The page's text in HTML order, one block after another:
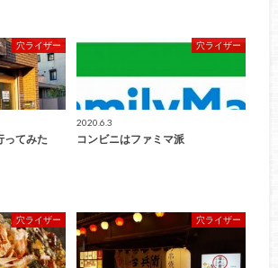
穴ライザー
ってみた
穴ライザー
2020.6.3
コンビニはファミマ派
穴ライザー 穴ライザー